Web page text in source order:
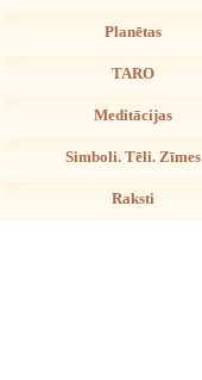
Planētas
TARO
Meditācijas
Simboli. Tēli. Zīmes
Raksti